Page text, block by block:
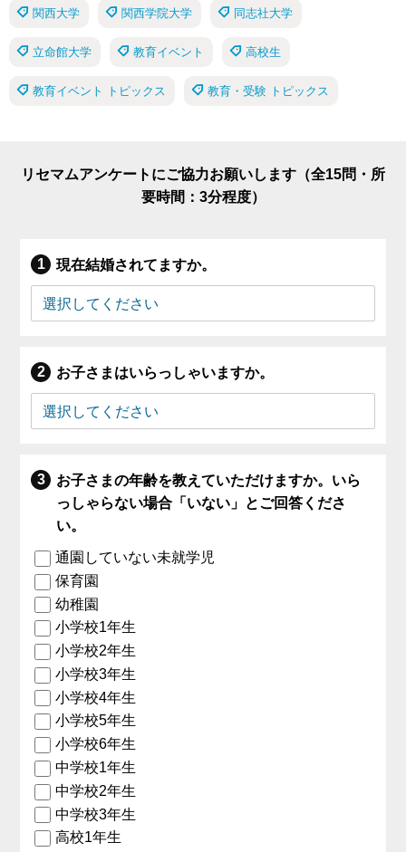
関西大学 関西学院大学 同志社大学
立命館大学 教育イベント 高校生
教育イベント トピックス 教育・受験 トピックス
リセマムアンケートにご協力お願いします（全15問・所
要時間：3分程度）
現在結婚されてますか。
お子さまはいらっしゃいますか。
お子さまの年齢を教えていただけますか。いら
っしゃらない場合「いない」とご回答くださ
い。
通園していない未就学児
保育園
幼稚園
小学校1年生
小学校2年生
小学校3年生
小学校4年生
小学校5年生
小学校6年生
中学校1年生
中学校2年生
中学校3年生
高校1年生